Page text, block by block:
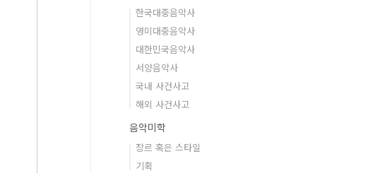
한국대중음악사
영미대중음악사
대한민국음악사
서양음악사
국내 사건사고
해외 사건사고
음악미학
장르 혹은 스타일
기획